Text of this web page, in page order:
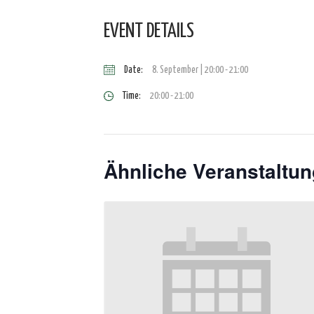
EVENT DETAILS
Date: 8. September | 20:00-21:00
Time: 20:00 - 21:00
Ähnliche